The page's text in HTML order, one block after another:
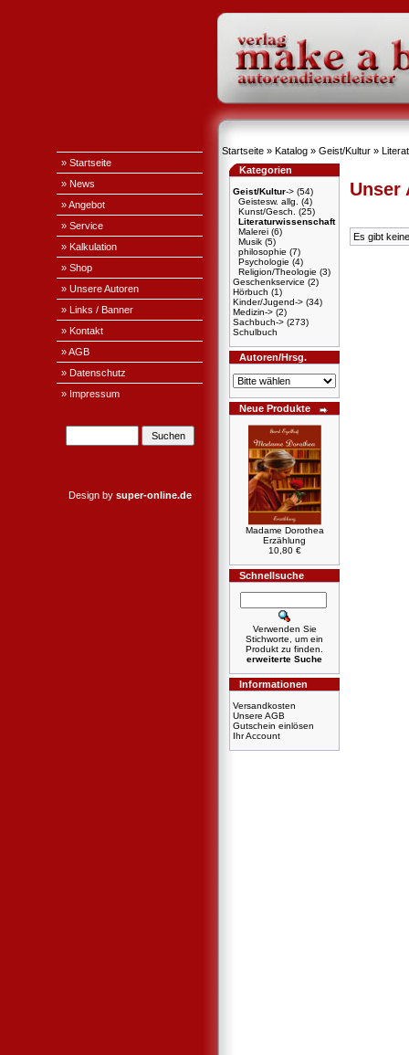
» Startseite
» News
» Angebot
» Service
» Kalkulation
» Shop
» Unsere Autoren
» Links / Banner
» Kontakt
» AGB
» Datenschutz
» Impressum
Design by super-online.de
Startseite » Katalog » Geist/Kultur »
Kategorien
Geist/Kultur-> (54)
Geistesw. allg.
(4)
Kunst/Gesch.
(25)
Literaturwissenschaft
Malerei (6)
Musik (5)
philosophie (7)
Psychologie (4)
Religion/Theologie (3)
Geschenkservice (2)
Hörbuch (1)
Kinder/Jugend-> (34)
Medizin-> (2)
Sachbuch-> (273)
Schulbuch
Autoren/Hrsg.
Neue Produkte
Madame Dorothea
Erzählung
10,80 €
Schnellsuche
Verwenden Sie
Stichworte, um ein
Produkt zu finden.
erweiterte Suche
Informationen
Versandkosten
Unsere AGB
Gutschein einlösen
Ihr Account
Unser
Es gibt